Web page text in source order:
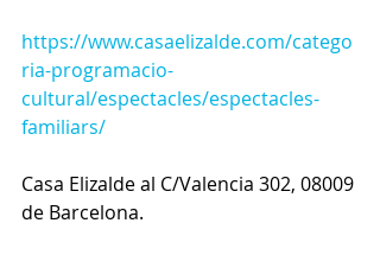
https://www.casaelizalde.com/catego
ria-programacio-
cultural/espectacles/espectacles-
familiars/
Casa Elizalde al C/Valencia 302, 08009
de Barcelona.